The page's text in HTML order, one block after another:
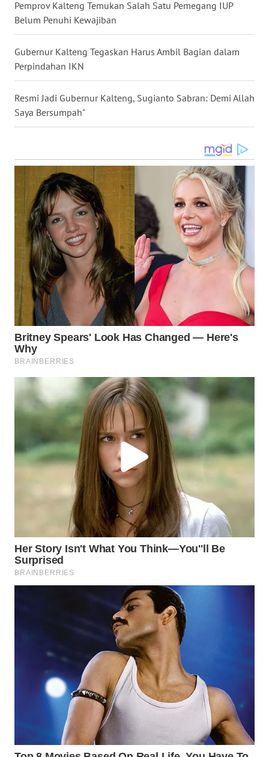
Pemprov Kalteng Temukan Salah Satu Pemegang IUP
Belum Penuhi Kewajiban
Gubernur Kalteng Tegaskan Harus Ambil Bagian dalam
Perpindahan IKN
Resmi Jadi Gubernur Kalteng, Sugianto Sabran: Demi Allah
Saya Bersumpah"
WN
MALUKU
WN
MALUT
WN
DANAU
TOBA
WN
NIAS
WN
LANGKAT
WN
TAPANULI
SELATAN
WN
LESUNG
WN
WN
SIMALUNGUN
LABUHANBATU
WN
TAPANULI
TENGAH
TINGGI
WN